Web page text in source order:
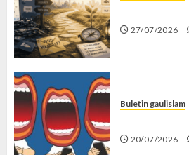
27/07/2026
Buletin gaulislam
20/07/2026